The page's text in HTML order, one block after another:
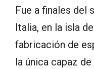
Fue a finales del
Italia, en la isla
fabricación de
la única capaz